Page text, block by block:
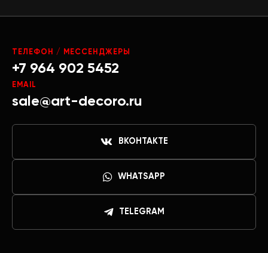
ТЕЛЕФОН / МЕССЕНДЖЕРЫ
+7 964 902 5452
EMAIL
sale@art-decoro.ru
ВКОНТАКТЕ
WHATSAPP
TELEGRAM